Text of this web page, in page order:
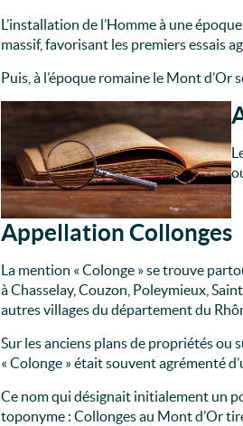
L’installation de l’Homme à une
massif, favorisant les premiers essais
Puis, à l’époque romaine le Mont
Appellation Collonges
La mention « Colonge » se trouve
à Chasselay, Couzon, Poleymieux,
autres villages du département du
Sur les anciens plans de propriétés ou
« Colonge » était souvent agrémenté
Ce nom qui désignait initialement un
toponyme : Collonges au Mont d’Or